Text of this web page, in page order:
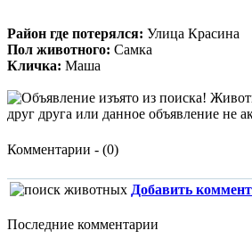
Район где потерялся: Улица Красина
Пол животного: Самка
Кличка: Маша
Комментарии - (0)
Добавить
Последние комментарии